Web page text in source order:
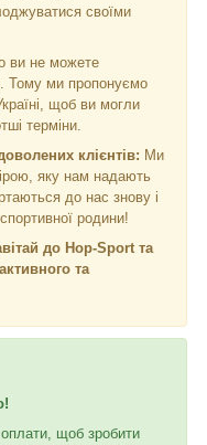
своїми
ви не можете
Тому ми пропонуємо
щоб ви могли
терміни.
клієнтів: Ми
яку нам надають
до нас знову і
родини!
до Hop-Sport та
та
оплати, щоб зробити